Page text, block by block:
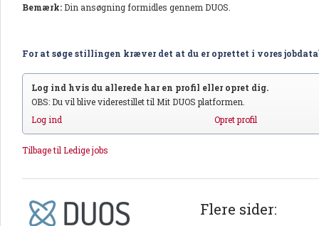
Bemærk:Din ansøgning formidles gennem DUOS.
For at søge stillingen kræver det at du er oprettet i vores
Log ind hvis du allerede har en profil eller opret dig.
OBS: Du vil blive viderestillet til Mit DUOS platformen.
Log ind
Opret profil
Tilbage til Ledige jobs
Flere sider: